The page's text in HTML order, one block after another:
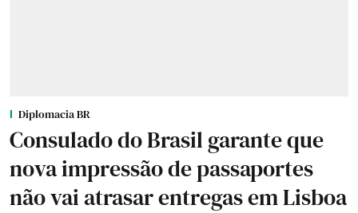
Diplomacia BR
Consulado do Brasil garante que
nova impressão de passaportes
não vai atrasar entregas em Lisboa